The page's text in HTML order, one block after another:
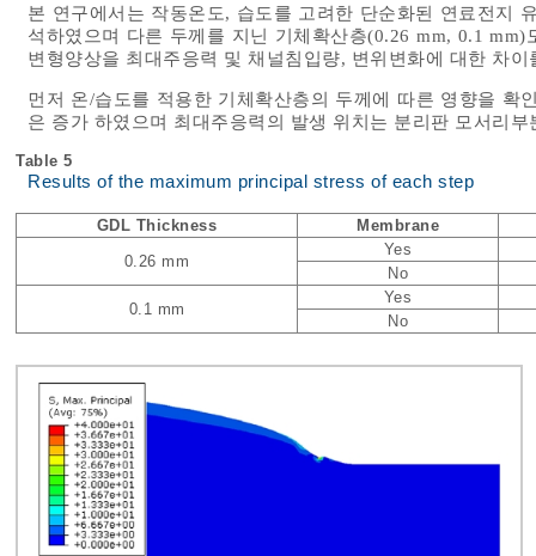
본 연구에서는 작동온도, 습도를 고려한 단순화된 연료전지
석하였으며 다른 두께를 지닌 기체확산층(0.26 mm, 0.1
변형양상을 최대주응력 및 채널침입량, 변위변화에 대한 차
먼저 온/습도를 적용한 기체확산층의 두께에 따른 영향을 확
은 증가 하였으며 최대주응력의 발생 위치는 분리판 모서리
Table 5
Results of the maximum principal stress of each step
GDL Thickness
Membrane
0.26 mm
Yes
No
0.1 mm
Yes
No